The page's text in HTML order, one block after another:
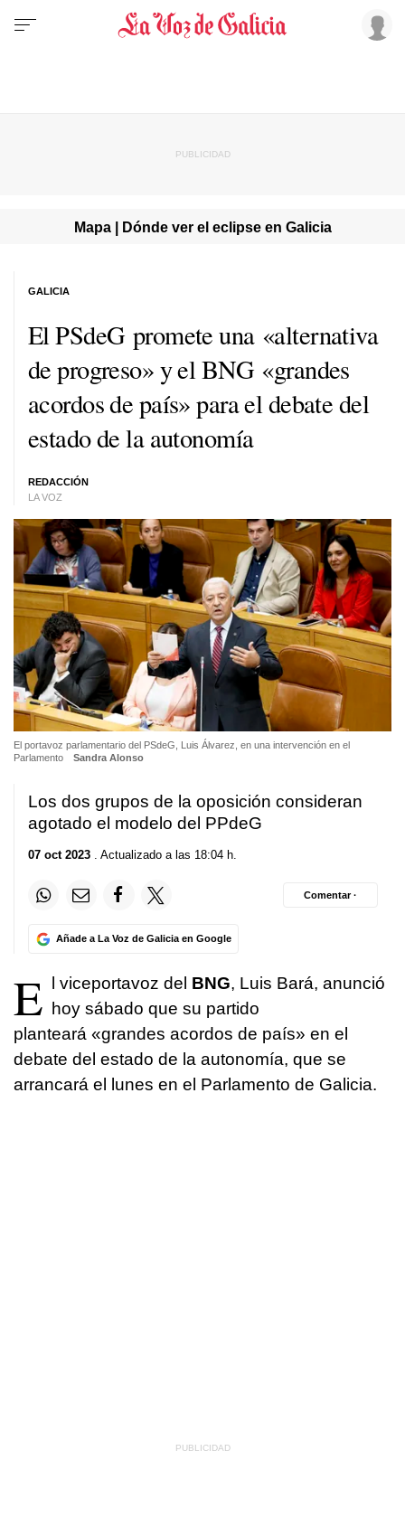
Mapa | Dónde ver el eclipse en Galicia
El PSdeG promete una «alternativa
de progreso» y el BNG «grandes
acordos de país» para el debate del
estado de la autonomía
REDACCIÓN
LA VOZ
GALICIA
El portavoz parlamentario del PSdeG, Luis Álvarez, en una intervención en el
Parlamento
Sandra Alonso
Los dos grupos de la oposición consideran
agotado el modelo del PPdeG
07 oct 2023 . Actualizado a las 18:04 h.
Añade a La Voz de Galicia en Google
Comentar ·
E l viceportavoz del BNG, Luis Bará, anunció
hoy sábado que su partido
planteará «grandes acordos de país» en el
debate del estado de la autonomía, que se
arrancará el lunes en el Parlamento de Galicia.